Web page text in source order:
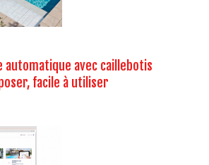
automatique avec caillebotis
facile à utiliser